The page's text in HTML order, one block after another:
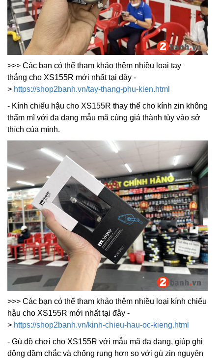
>>> Các bạn có thể tham khảo thêm nhiều loại tay
thắng cho XS155R mới nhất tại đây -
> https://shop2banh.vn/tay-thang-phu-kien.html
- Kính chiếu hậu cho XS155R thay thế cho kính zin không
thẩm mĩ với đa dạng mẫu mã cùng giá thành tùy vào sở
thích của mình.
>>> Các bạn có thể tham khảo thêm nhiều loại kính chiếu
hậu cho XS155R mới nhất tại đây -
> https://shop2banh.vn/kinh-chieu-hau-oc-kieng.html
- Gù đồ chơi cho XS155R với mẫu mã đa dạng, giúp ghi
đông đầm chắc và chống rung hơn so với gù zin nguyên